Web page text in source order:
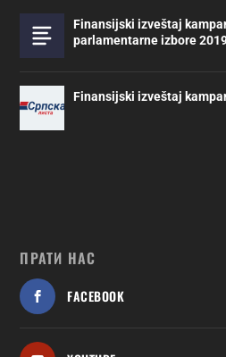
Finansijski izveštaj
parlamentarne izbore
Finansijski izveštaj
ПРАТИ НАС
FACEBOOK